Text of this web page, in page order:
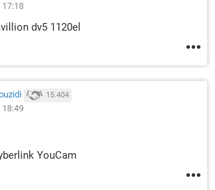
17:18
dv5 1120el
15.404
18:49
YouCam